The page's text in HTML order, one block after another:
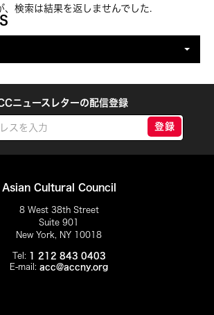
トピックを絞り込む
、検索は結果を返しませんでした.
ニュースレターの配信登録
登録
Asian Cultural Council
8 West 38th Street
Suite 901
New York, NY 10018
Tel: 1 212 843 0403
E-mail: acc@accny.org